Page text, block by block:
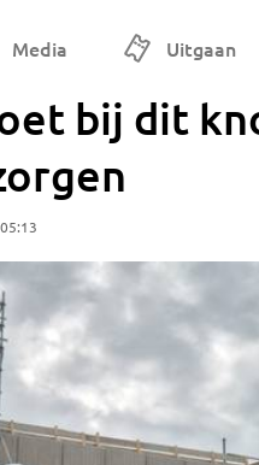
Media Uitgaan
bij dit